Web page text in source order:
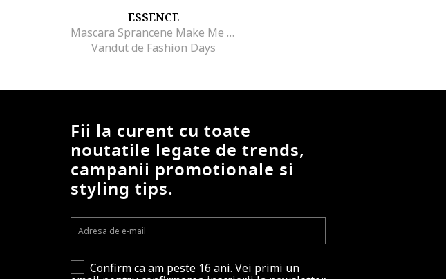
ESSENCE
Mascara Sprancene Make Me Brow 07 3.8 ml
Vandut de Fashion Days
Fii la curent cu toate
noutatile legate de trends,
campanii promotionale si
styling tips.
Confirm ca am peste 16 ani. Vei primi un